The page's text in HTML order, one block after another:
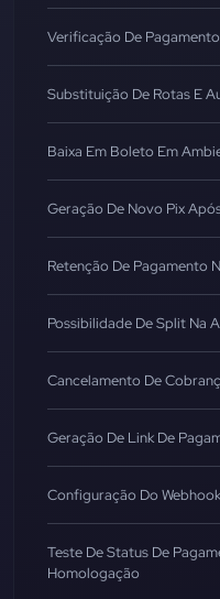
Verificação De
Substituição De Rotas E
Baixa Em Boleto Em
Geração De Novo Pix
Retenção De Pagamento
Possibilidade De Split Na
Cancelamento De
Geração De Link De
Configuração Do
Teste De Status De
Homologação